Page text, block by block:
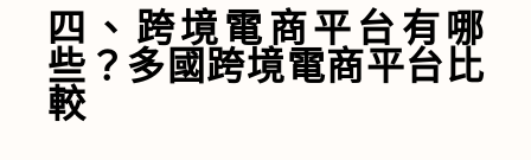
四、跨境電商平台有哪
些？多國跨境電商平台比
較